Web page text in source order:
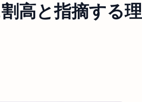
高と指摘する